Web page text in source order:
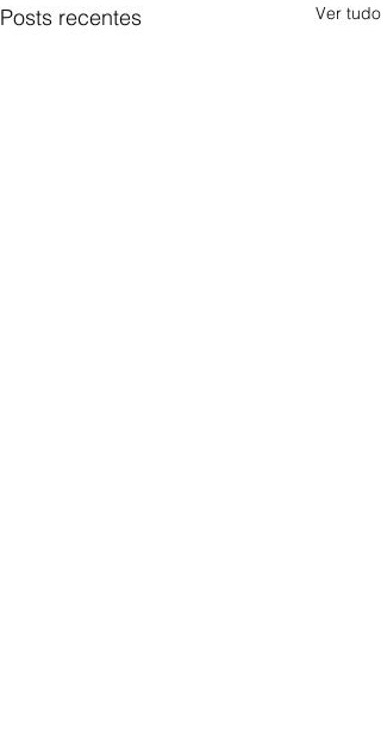
Posts recentes Ver tudo